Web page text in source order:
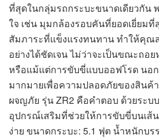
ที่สุดในกลุ่มรถกระบะขนาดเดียวกัน
ใจ เช่น มุมกล้องรอบคันที่ยอดเยี่ยม
สัมภาระที่แข็งแรงทนทาน ทำให้คุณ
อย่างได้ชัดเจน ไม่ว่าจะเป็นขณะถอย
หรือแม้แต่การขับขี่แบบออฟโรด นอ
มากมายเพื่อความปลอดภัยของสินค้
ผจญภัย รุ่น ZR2 คือคำตอบ ด้วยระบ
อุปกรณ์เสริมที่ช่วยให้การขับขี่บนเส้
ง่าย ขนาดกระบะ: 5.1 ฟุต น้ำหนักบ